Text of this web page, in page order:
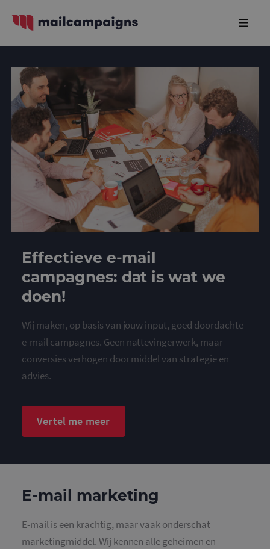
Effectieve e-mail
campagnes: dat is wat we
doen!
Wij maken, op basis van jouw input, goed doordachte
e-mail campagnes. Geen nattevingerwerk, maar
conversies verhogen door middel van strategie en
advies.
Vertel me meer
E-mail marketing
E-mail is een krachtig, maar vaak onderschat
marketingmiddel. Wij kennen alle geheimen en